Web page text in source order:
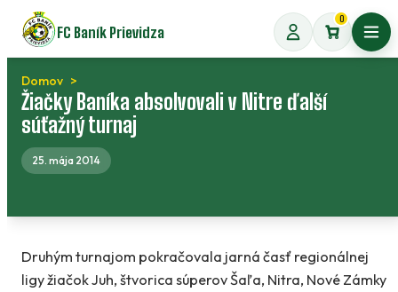
Preskočiť
na
obsah
FC Baník Prievidza
0
Domov
Žiačky Baníka absolvovali v Nitre ďalší
súťažný turnaj
25. mája 2014
Druhým turnajom pokračovala jarná časť regionálnej
ligy žiačok Juh, štvorica súperov Šaľa, Nitra, Nové Zámky